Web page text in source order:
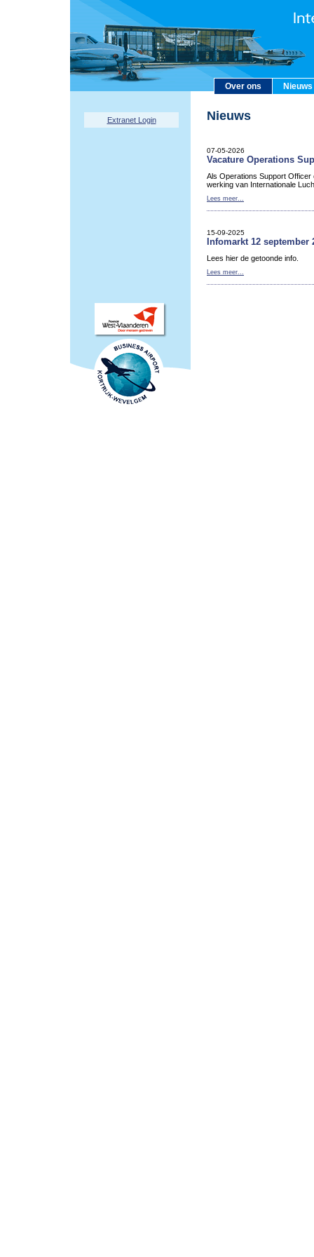
Over ons Nieuws
Extranet Login Nieuws
07-05-2026
Vacature Operations
Als Operations Support Officer
werking van Internationale
Lees meer...
15-09-2025
Infomarkt 12 september
Lees hier de getoonde info.
Lees meer...